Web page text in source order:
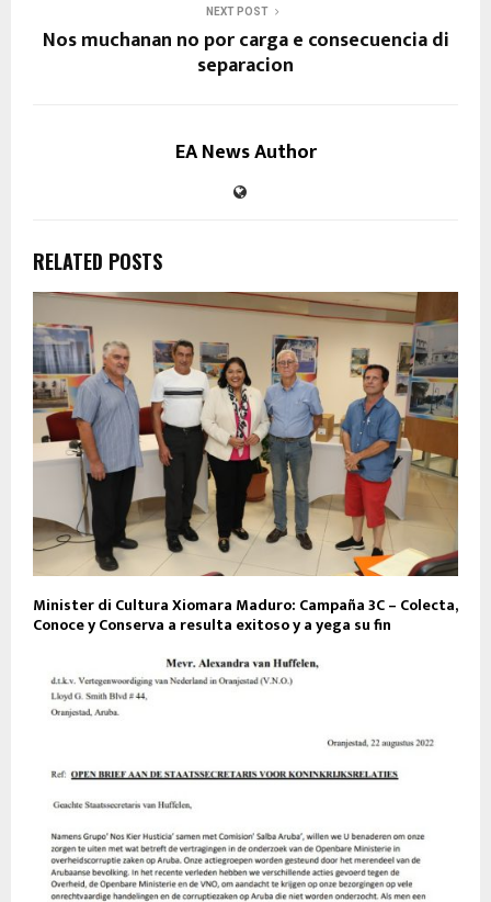
NEXT POST
Nos muchanan no por carga e consecuencia di
separacion
EA News Author
RELATED POSTS
Minister di Cultura Xiomara Maduro: Campaña 3C – Colecta,
Conoce y Conserva a resulta exitoso y a yega su fin